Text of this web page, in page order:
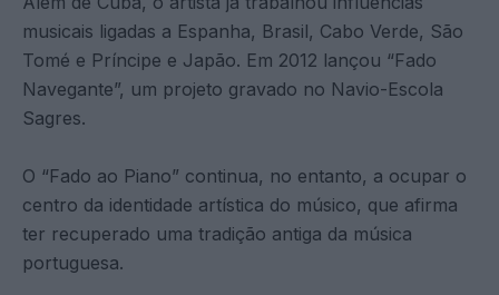
musicais ligadas a Espanha, Brasil, Cabo Verde, São
Tomé e Príncipe e Japão. Em 2012 lançou “Fado
Navegante”, um projeto gravado no Navio-Escola
Sagres.
O “Fado ao Piano” continua, no entanto, a ocupar o
centro da identidade artística do músico, que afirma
ter recuperado uma tradição antiga da música
portuguesa.